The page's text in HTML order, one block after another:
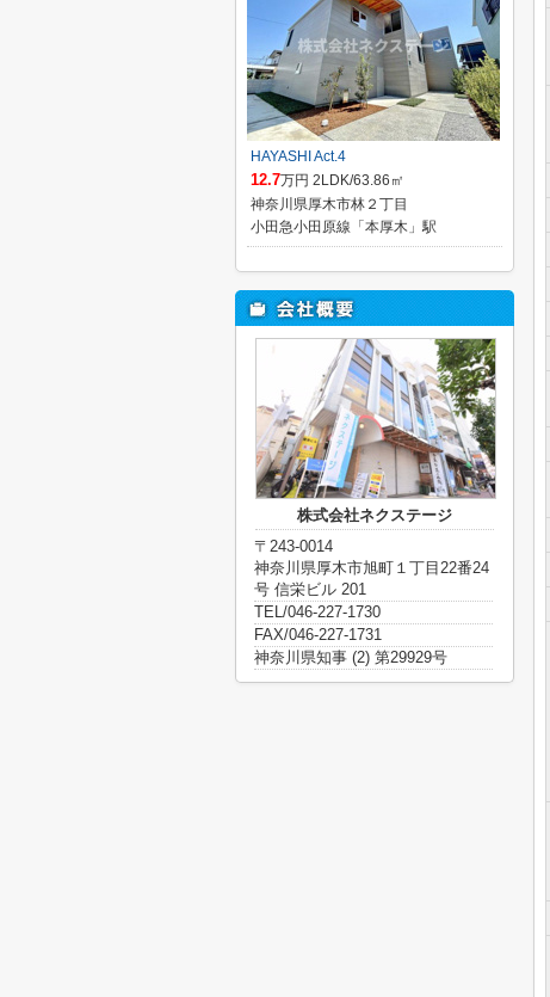
HAYASHI Act.4
12.7万円 2LDK/63.86㎡
神奈川県厚木市林２丁目
小田急小田原線「本厚木」駅
株式会社ネクステージ
〒243-0014
神奈川県厚木市旭町１丁目22番24
号 信栄ビル 201
TEL/046-227-1730
FAX/046-227-1731
神奈川県知事 (2) 第29929号